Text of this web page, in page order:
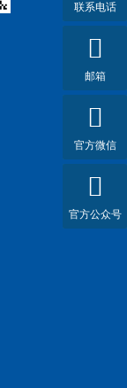
联系电话
邮箱
官方微信
官方公众号